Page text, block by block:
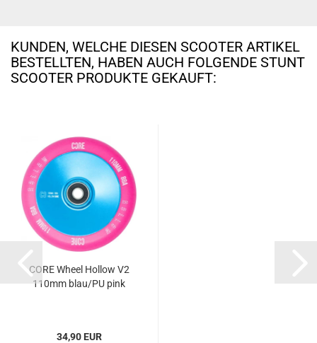
KUNDEN, WELCHE DIESEN SCOOTER ARTIKEL
BESTELLTEN, HABEN AUCH FOLGENDE STUNT
SCOOTER PRODUKTE GEKAUFT:
CORE Wheel Hollow V2
110mm blau/PU pink
34,90 EUR